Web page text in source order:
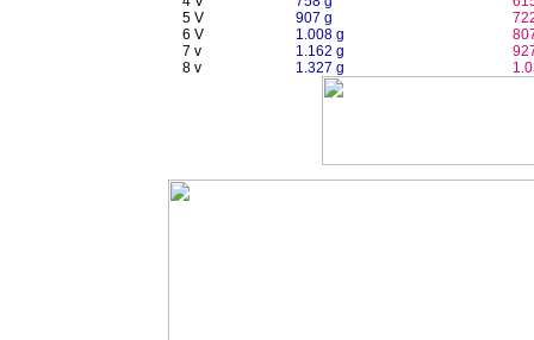
5 V
907 g
6 V
1.008 g
7 v
1.162 g
8 v
1.327 g